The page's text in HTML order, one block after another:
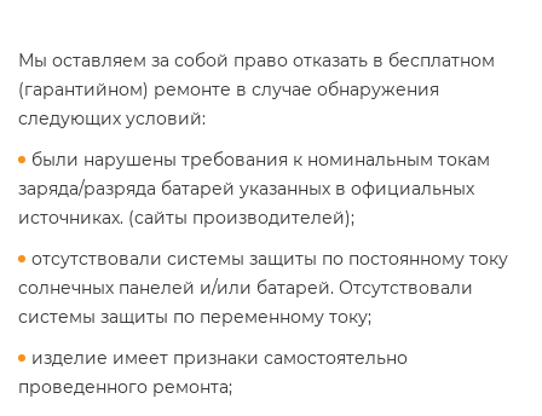
Мы оставляем за собой право отказать в бесплатном
(гарантийном) ремонте в случае обнаружения
следующих условий:
были нарушены требования к номинальным токам
заряда/разряда батарей указанных в официальных
источниках. (сайты производителей);
отсутствовали системы защиты по постоянному току
солнечных панелей и/или батарей. Отсутствовали
системы защиты по переменному току;
изделие имеет признаки самостоятельно
проведенного ремонта;